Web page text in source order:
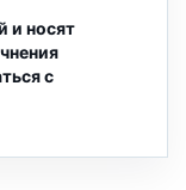
и носят
с